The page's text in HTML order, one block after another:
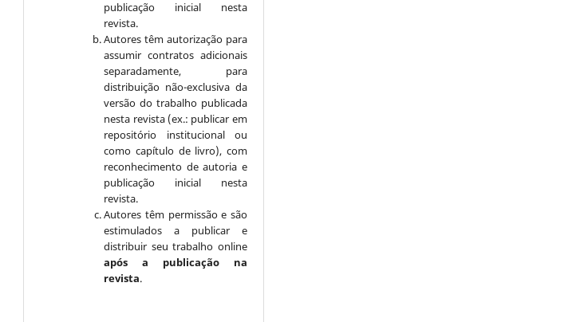
publicação inicial nesta
revista.
Autores têm autorização para
assumir contratos adicionais
separadamente, para
distribuição não-exclusiva da
versão do trabalho publicada
nesta revista (ex.: publicar em
repositório institucional ou
como capítulo de livro), com
reconhecimento de autoria e
publicação inicial nesta
revista.
Autores têm permissão e são
estimulados a publicar e
distribuir seu trabalho online
após a publicação na
revista.